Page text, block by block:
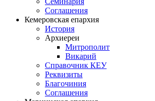
Соглашения
Кемеровская епархия
История
Архиереи
Митрополит
Викарий
Справочник КЕУ
Реквизиты
Благочиния
Соглашения